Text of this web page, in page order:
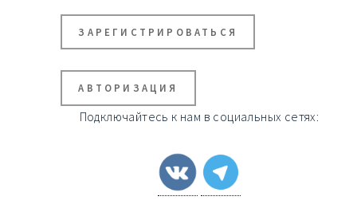
ЗАРЕГИСТРИРОВАТЬСЯ
АВТОРИЗАЦИЯ
Подключайтесь к нам в социальных сетях: